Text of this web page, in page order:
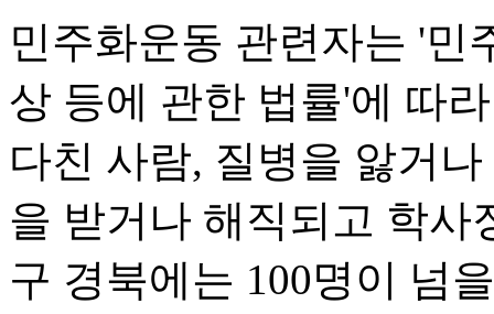
민주화운동 관련자는 '민
상 등에 관한 법률'에 따
다친 사람, 질병을 앓거
을 받거나 해직되고 학사
구 경북에는 100명이 넘